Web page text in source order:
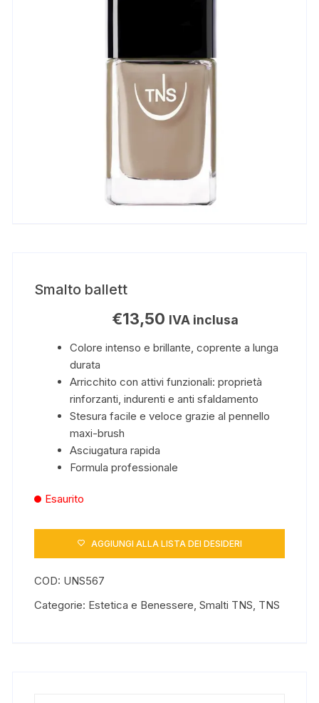
Smalto ballett
€13,50 IVA inclusa
Colore intenso e brillante, coprente a lunga
durata
Arricchito con attivi funzionali: proprietà
rinforzanti, indurenti e anti sfaldamento
Stesura facile e veloce grazie al pennello
maxi-brush
Asciugatura rapida
Formula professionale
Esaurito
AGGIUNGI ALLA LISTA DEI DESIDERI
COD: UNS567
Categorie: Estetica e Benessere,Smalti TNS, TNS